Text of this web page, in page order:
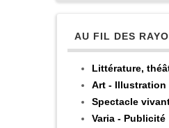
AU FIL DES
Littérature,
Art - Illustration
Spectacle
Varia - Publicité